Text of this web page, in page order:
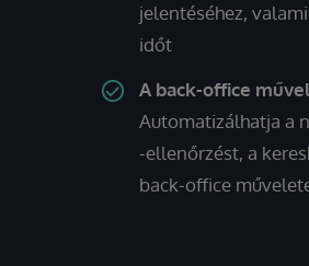
jelentéséhez,
időt
A back-office
Automatizálhatja a
-ellenőrzést, a
back-office